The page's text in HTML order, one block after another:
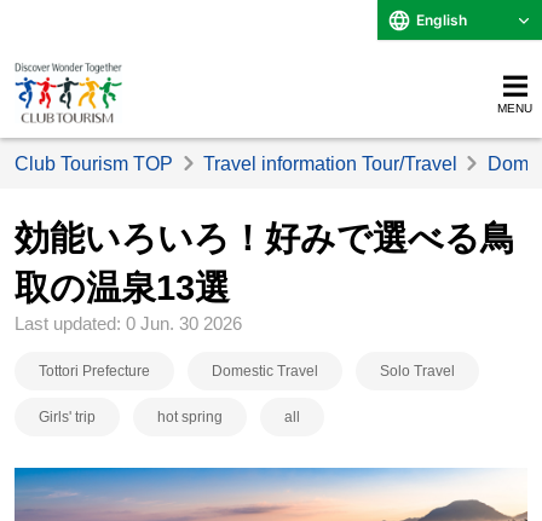
English
MENU
Club Tourism TOP Travel information Tour/Travel
効能いろいろ！好みで選べる鳥
取の温泉13選
Last updated: 0 Jun. 30 2026
Tottori Prefecture Domestic Travel Solo Travel
Girls' trip hot spring all